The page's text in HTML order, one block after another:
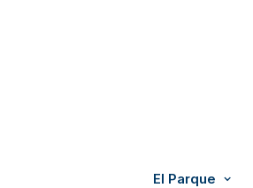
El Parque